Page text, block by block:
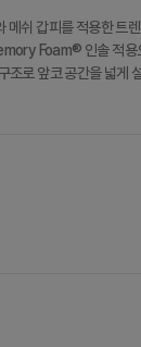
메쉬 갑피를 적용한 트
Foam® 인솔 적용
조로 앞코 공간을 넓게